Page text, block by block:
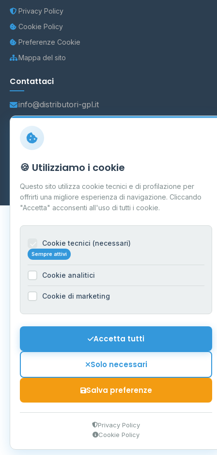
Privacy Policy
Cookie Policy
Preferenze Cookie
Mappa del sito
Contattaci
info@distributori-gpl.it
Carpi P.IVA 03859300364
Aggiornamento quotidiano
🍪 Utilizziamo i cookie
Questo sito utilizza cookie tecnici e di profilazione per
offrirti una migliore esperienza di navigazione. Cliccando
"Accetta" acconsenti all'uso di tutti i cookie.
Cookie tecnici (necessari)
Sempre attivi
Cookie analitici
Cookie di marketing
Accetta tutti
Solo necessari
Salva preferenze
Privacy Policy
Cookie Policy